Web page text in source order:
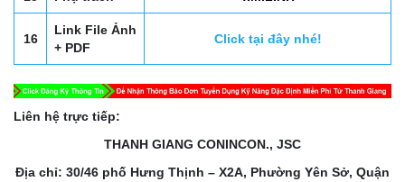
16
Link File Ảnh
+ PDF
Click tại đây nhé!
Liên hệ trực tiếp:
THANH GIANG CONINCON., JSC
Địa chỉ: 30/46 phố Hưng Thịnh – X2A, Phường Yên Sở, Quận